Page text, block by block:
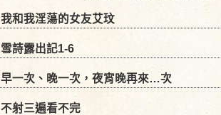
我和我淫蕩的女友艾玟
雪詩露出記1-6
早一次、晚一次，夜宵晚再來…次
不射三遍看不完